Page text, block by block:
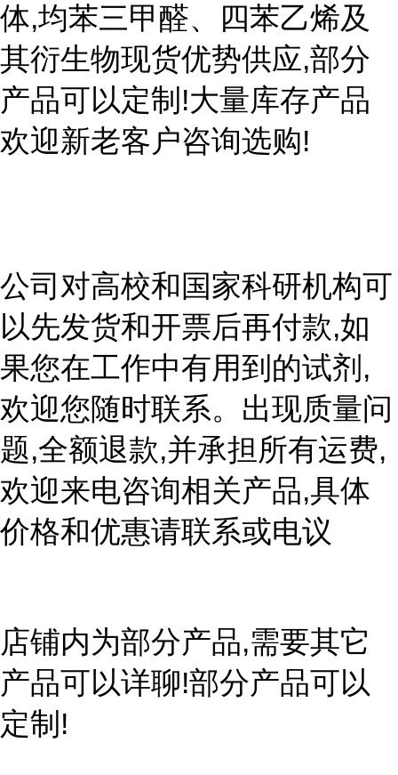
体,均苯三甲醛、四苯乙烯及
其衍生物现货优势供应,部分
产品可以定制!大量库存产品
欢迎新老客户咨询选购!
公司对高校和国家科研机构可
以先发货和开票后再付款,如
果您在工作中有用到的试剂,
欢迎您随时联系。出现质量问
题,全额退款,并承担所有运费,
欢迎来电咨询相关产品,具体
价格和优惠请联系或电议
店铺内为部分产品,需要其它
产品可以详聊!部分产品可以
定制!